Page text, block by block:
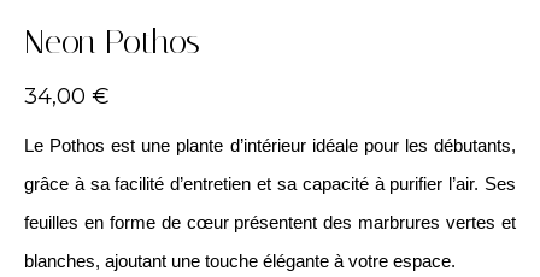
Neon Pothos
34,00 €
Le Pothos est une plante d’intérieur idéale pour les débutants,
grâce à sa facilité d’entretien et sa capacité à purifier l’air. Ses
feuilles en forme de cœur présentent des marbrures vertes et
blanches, ajoutant une touche élégante à votre espace.